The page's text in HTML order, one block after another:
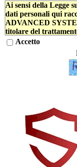
Ai sensi della Legge
dati personali qui
ADVANCED
titolare del
196/2003 per finalità
gestione dei rapporti
inerenti l'attività
statistiche,
dell'azienda,
Accetto